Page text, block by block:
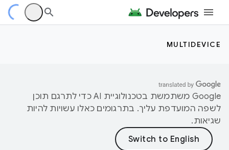
MULTIDEVICE
‫Google משתמשת בטכנולוגיית AI כדי לתרגם תוכן
לשפה המועדפת עליך. בתרגומים כאלו עשויות להיות
שגיאות.